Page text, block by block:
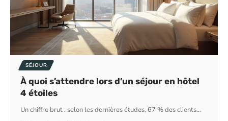
SÉJOUR
À quoi s’attendre lors d’un séjour en hôtel
4 étoiles
Un chiffre brut : selon les dernières études, 67 % des clients…